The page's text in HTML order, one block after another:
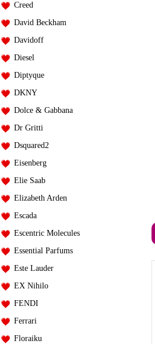
Creed
David Beckham
Davidoff
Diesel
Diptyque
DKNY
Dolce & Gabbana
Dr Gritti
Dsquared2
Eisenberg
Elie Saab
Elizabeth Arden
Escada
Escentric Molecules
Essential Parfums
Este Lauder
EX Nihilo
FENDI
Ferrari
Floraiku